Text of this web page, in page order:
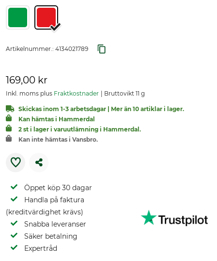
Artikelnummer.: 4134021789
169,00 kr
Inkl. moms plus Fraktkostnader Bruttovikt 11 g
Skickas inom 1-3 arbetsdagar | Mer än 10 artiklar i lager.
Kan hämtas i Hammerdal
2 st i lager i varuutlämning i Hammerdal.
Kan inte hämtas i Vansbro.
Öppet köp 30 dagar
Handla på faktura
(kreditvärdighet krävs)
Snabba leveranser
Säker betalning
Expertråd